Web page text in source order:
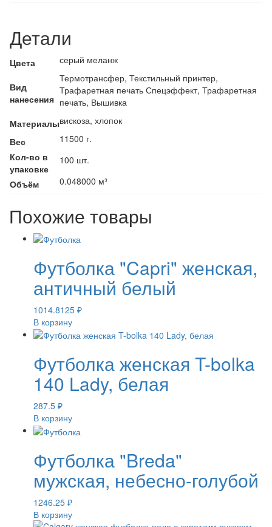
Детали
Цвета серый меланж
Вид
нанесения
Термотрансфер, Текстильный принтер,
Трафаретная печать Спецэффект, Трафаретная
печать, Вышивка
Материалывискоза, хлопок
Вес
11500 г.
Кол-во в
упаковке
100 шт.
Объём
0.048000 м³
Похожие товары
Футболка "Capri" женская,
античный белый
1014.8125 ₽
В корзину
Футболка женская T-bolka
140 Lady, белая
287.5 ₽
В корзину
Футболка "Breda"
мужская, небесно-голубой
1246.25 ₽
В корзину